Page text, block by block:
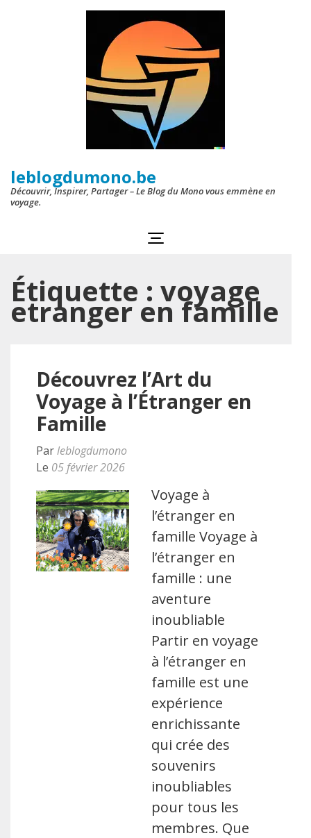
leblogdumono.be
Découvrir, Inspirer, Partager – Le Blog du Mono vous emmène en
voyage.
Étiquette : voyage
etranger en famille
Découvrez l’Art du
Voyage à l’Étranger en
Famille
Parleblogdumono
Le 05 février 2026
Voyage à
l’étranger en
famille Voyage à
l’étranger en
famille : une
aventure
inoubliable
Partir en voyage
à l’étranger en
famille est une
expérience
enrichissante
qui crée des
souvenirs
inoubliables
pour tous les
membres. Que